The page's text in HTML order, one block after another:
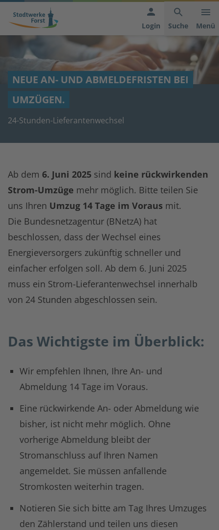
Hauptnavigation
anspringen
Inhaltsbereich
der
anspringen
Footer
anspringen
Login Suche Menü
NEUE AN- UND ABMELDEFRISTEN BEI
UMZÜGEN.
24-Stunden-Lieferantenwechsel
Ab dem 6. Juni 2025 sind keine rückwirkenden
Strom-Umzüge mehr möglich. Bitte teilen Sie
uns Ihren Umzug 14 Tage im Voraus mit.
Die Bundesnetzagentur (BNetzA) hat
beschlossen, dass der Wechsel eines
Energieversorgers zukünftig schneller und
einfacher erfolgen soll. Ab dem 6. Juni 2025
muss ein Strom-Lieferantenwechsel innerhalb
von 24 Stunden abgeschlossen sein.
Das Wichtigste im Überblick:
Wir empfehlen Ihnen, Ihre An- und
Abmeldung 14 Tage im Voraus.
Eine rückwirkende An- oder Abmeldung wie
bisher, ist nicht mehr möglich. Ohne
vorherige Abmeldung bleibt der
Stromanschluss auf Ihren Namen
angemeldet. Sie müssen anfallende
Stromkosten weiterhin tragen.
Notieren Sie sich bitte am Tag Ihres Umzuges
den Zählerstand und teilen uns diesen